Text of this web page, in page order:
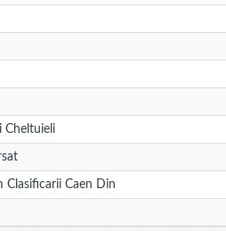
Cheltuieli
Clasificarii Caen Din